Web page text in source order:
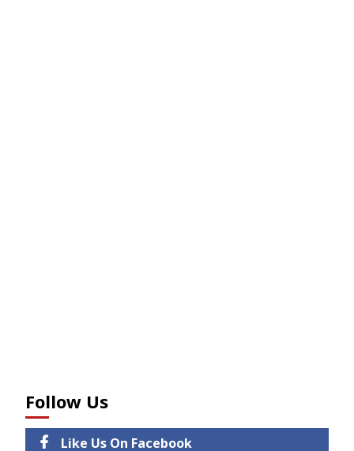
Follow Us
Like Us On Facebook